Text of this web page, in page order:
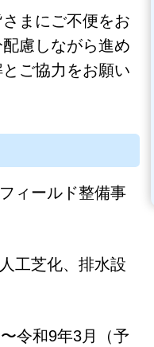
まにご不便をお
慮しながら進め
ご協力をお願い
ィールド整備事
工芝化、排水設
令和9年3月（予